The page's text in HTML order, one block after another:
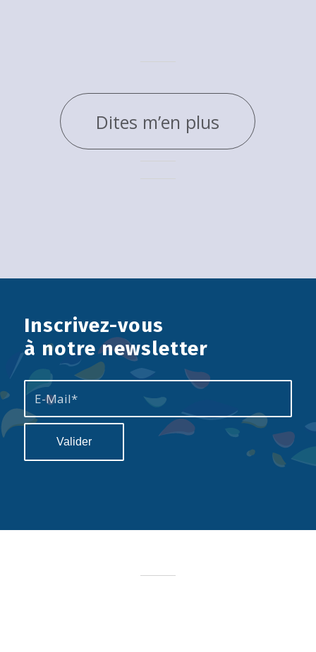
Dites m’en plus
Inscrivez-vous
à notre newsletter